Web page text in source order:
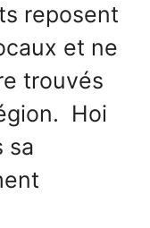
reposent
et ne
trouvés
Hoi
sa